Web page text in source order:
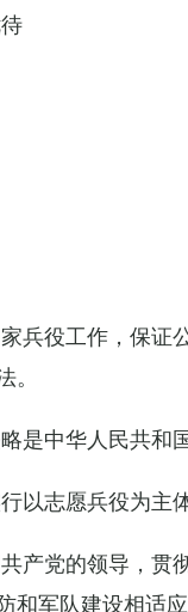
兵役工作，保证
是中华人民共和
以志愿兵役为主
产党的领导，贯
和军队建设相适